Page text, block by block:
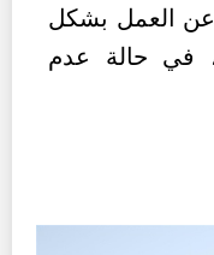
عن العمل بشكل
في حالة عدم